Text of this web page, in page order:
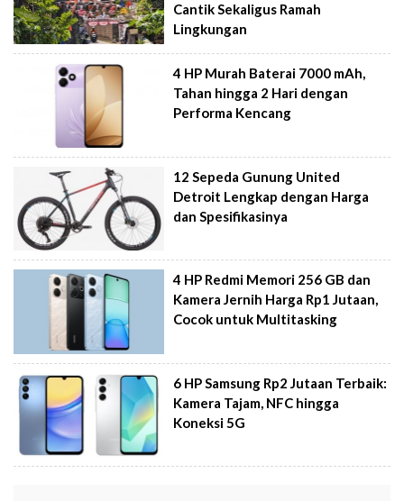
Cantik Sekaligus Ramah
Lingkungan
4 HP Murah Baterai 7000 mAh,
Tahan hingga 2 Hari dengan
Performa Kencang
12 Sepeda Gunung United
Detroit Lengkap dengan Harga
dan Spesifikasinya
4 HP Redmi Memori 256 GB dan
Kamera Jernih Harga Rp1 Jutaan,
Cocok untuk Multitasking
6 HP Samsung Rp2 Jutaan Terbaik:
Kamera Tajam, NFC hingga
Koneksi 5G